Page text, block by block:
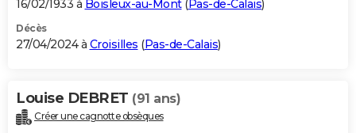
16/02/1933 à Boisleux-au-Mont( Pas-de-Calais)
Décès
27/04/2024 à Croisilles (Pas-de-Calais)
Louise DEBRET (91 ans)
Créer une cagnotte obsèques